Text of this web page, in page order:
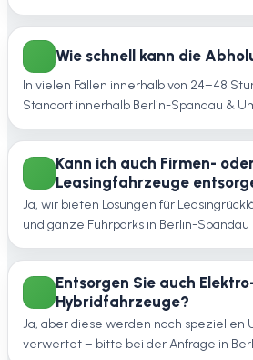
Wie schnell kann die
In vielen Fällen innerhalb von 24–48
Standort innerhalb Berlin-Spandau &
Kann ich auch Firmen-
Leasingfahrzeuge
Ja, wir bieten Lösungen für
und ganze Fuhrparks in Berlin-Spandau
Entsorgen Sie auch
Hybridfahrzeuge?
Ja, aber diese werden nach speziellen
verwertet – bitte bei der Anfrage in